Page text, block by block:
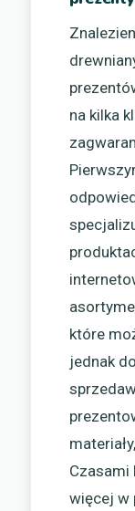
na kilka
które
jednak
Czasami
więcej w